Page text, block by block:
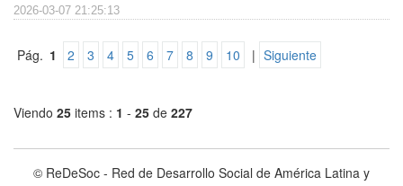
2026-03-07 21:25:13
Pág. 1 2 3 4 5 6 7 8 9 10 | Siguiente
Viendo 25 items : 1 - 25 de 227
© ReDeSoc - Red de Desarrollo Social de América Latina y